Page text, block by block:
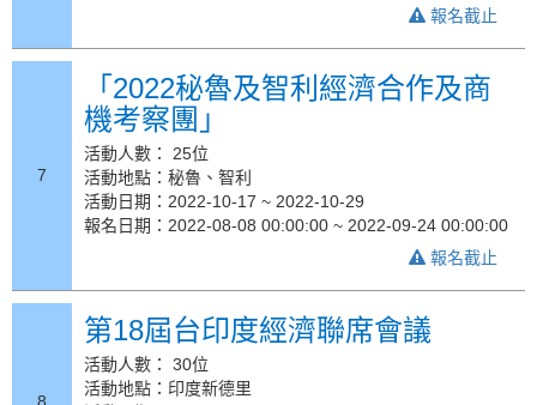
報名截止
7
「2022秘魯及智利經濟合作及商
機考察團」
活動人數： 25位
活動地點：秘魯、智利
活動日期：2022-10-17 ~ 2022-10-29
報名日期：2022-08-08 00:00:00 ~ 2022-09-24 00:00:00
報名截止
第18屆台印度經濟聯席會議
活動人數： 30位
活動地點：印度新德里